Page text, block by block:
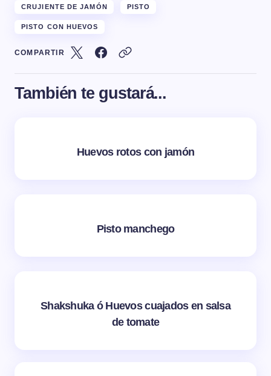
CRUJIENTE DE JAMÓN PISTO
PISTO CON HUEVOS
COMPARTIR
También te gustará...
Huevos rotos con jamón
Pisto manchego
Shakshuka ó Huevos cuajados en salsa
de tomate